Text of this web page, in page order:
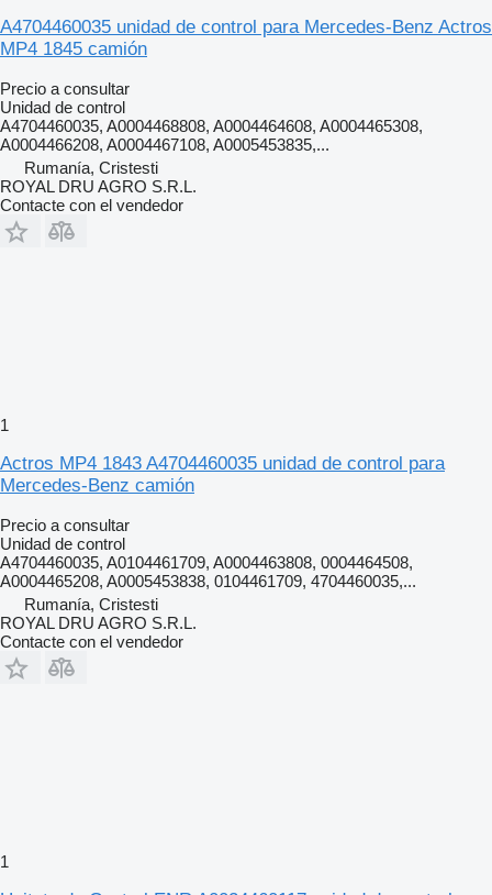
A4704460035 unidad de control para Mercedes-Benz Actros
MP4 1845 camión
Precio a consultar
Unidad de control
A4704460035, A0004468808, A0004464608, A0004465308,
A0004466208, A0004467108, A0005453835,...
Rumanía, Cristesti
ROYAL DRU AGRO S.R.L.
Contacte con el vendedor
1
Actros MP4 1843 A4704460035 unidad de control para
Mercedes-Benz camión
Precio a consultar
Unidad de control
A4704460035, A0104461709, A0004463808, 0004464508,
A0004465208, A0005453838, 0104461709, 4704460035,...
Rumanía, Cristesti
ROYAL DRU AGRO S.R.L.
Contacte con el vendedor
1